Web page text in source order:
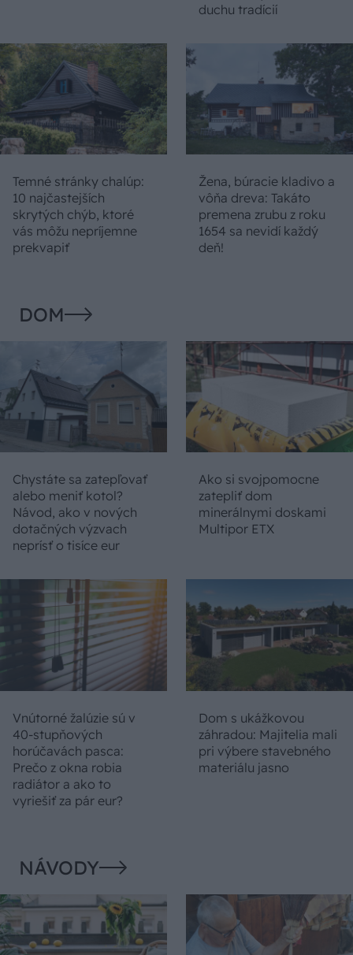
duchu tradícií
Temné stránky chalúp:
10 najčastejších
skrytých chýb, ktoré
vás môžu nepríjemne
prekvapiť
Žena, búracie kladivo a
vôňa dreva: Takáto
premena zrubu z roku
1654 sa nevidí každý
deň!
DOM
Chystáte sa zatepľovať
alebo meniť kotol?
Návod, ako v nových
dotačných výzvach
neprísť o tisíce eur
Ako si svojpomocne
zatepliť dom
minerálnymi doskami
Multipor ETX
Vnútorné žalúzie sú v
40-stupňových
horúčavách pasca:
Prečo z okna robia
radiátor a ako to
vyriešiť za pár eur?
Dom s ukážkovou
záhradou: Majitelia mali
pri výbere stavebného
materiálu jasno
NÁVODY